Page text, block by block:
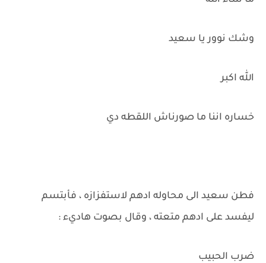
وشك نوور يا سعيد
الله اكبر
خساره اننا ما صورناش اللقطه دي
فطن سعيد الى محاوله ادهم لاستفزازه ، فأبتسم
ليفسد على ادهم متعته ، وقال بصوت هاديء :
ضرب الحبيب